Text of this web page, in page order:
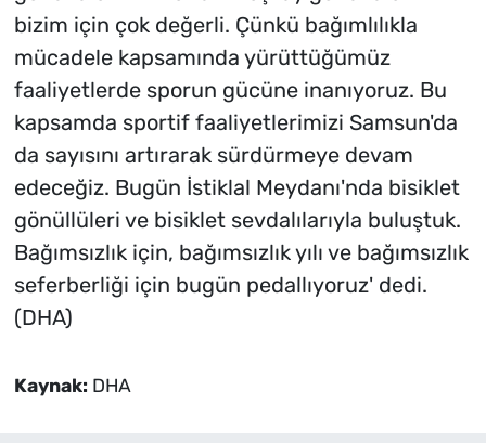
bizim için çok değerli. Çünkü bağımlılıkla
mücadele kapsamında yürüttüğümüz
faaliyetlerde sporun gücüne inanıyoruz. Bu
kapsamda sportif faaliyetlerimizi Samsun'da
da sayısını artırarak sürdürmeye devam
edeceğiz. Bugün İstiklal Meydanı'nda bisiklet
gönüllüleri ve bisiklet sevdalılarıyla buluştuk.
Bağımsızlık için, bağımsızlık yılı ve bağımsızlık
seferberliği için bugün pedallıyoruz' dedi.
(DHA)
Kaynak: DHA